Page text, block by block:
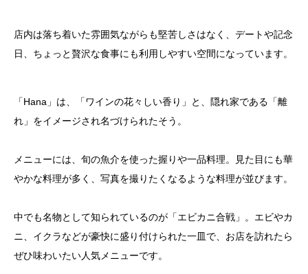
店内は落ち着いた雰囲気ながらも堅苦しさはなく、デートや記念
日、ちょっと贅沢な食事にも利用しやすい空間になっています。
「Hana」は、「ワインの花々しい香り」と、隠れ家である「離
れ」をイメージされ名づけられたそう。
メニューには、旬の魚介を使った握りや一品料理。見た目にも華
やかな料理が多く、写真を撮りたくなるような料理が並びます。
中でも名物として知られているのが「エビカニ合戦」。エビやカ
ニ、イクラなどが豪快に盛り付けられた一皿で、お店を訪れたら
ぜひ味わいたい人気メニューです。